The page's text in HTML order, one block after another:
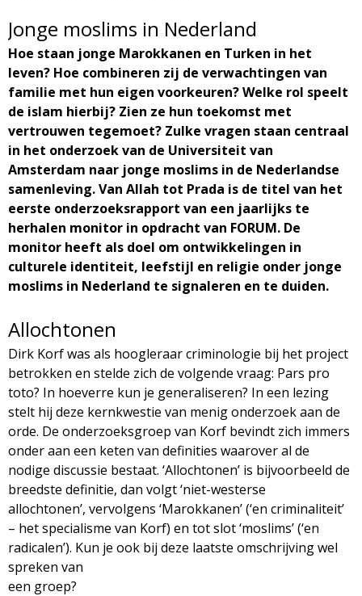
i
o
l
o
g
i
e
M
a
g
a
z
i
n
e
d
m
e
n
u
Jonge moslims in Nederland
Hoe staan jonge Marokkanen en Turken in het
leven? Hoe combineren zij de verwachtingen van
familie met hun eigen voorkeuren? Welke rol speelt
de islam hierbij? Zien ze hun toekomst met
vertrouwen tegemoet? Zulke vragen staan centraal
in het onderzoek van de Universiteit van
Amsterdam naar jonge moslims in de Nederlandse
samenleving. Van Allah tot Prada is de titel van het
eerste onderzoeksrapport van een jaarlijks te
herhalen monitor in opdracht van FORUM. De
monitor heeft als doel om ontwikkelingen in
culturele identiteit, leefstijl en religie onder jonge
moslims in Nederland te signaleren en te duiden.
Allochtonen
Dirk Korf was als hoogleraar criminologie bij het project
betrokken en stelde zich de volgende vraag: Pars pro
toto? In hoeverre kun je generaliseren? In een lezing
stelt hij deze kernkwestie van menig onderzoek aan de
orde. De onderzoeksgroep van Korf bevindt zich immers
onder aan een keten van definities waarover al de
nodige discussie bestaat. ‘Allochtonen’ is bijvoorbeeld de
breedste definitie, dan volgt ‘niet-westerse
allochtonen’, vervolgens ‘Marokkanen’ (‘en criminaliteit’
– het specialisme van Korf) en tot slot ‘moslims’ (‘en
radicalen’). Kun je ook bij deze laatste omschrijving wel
spreken van
een groep?